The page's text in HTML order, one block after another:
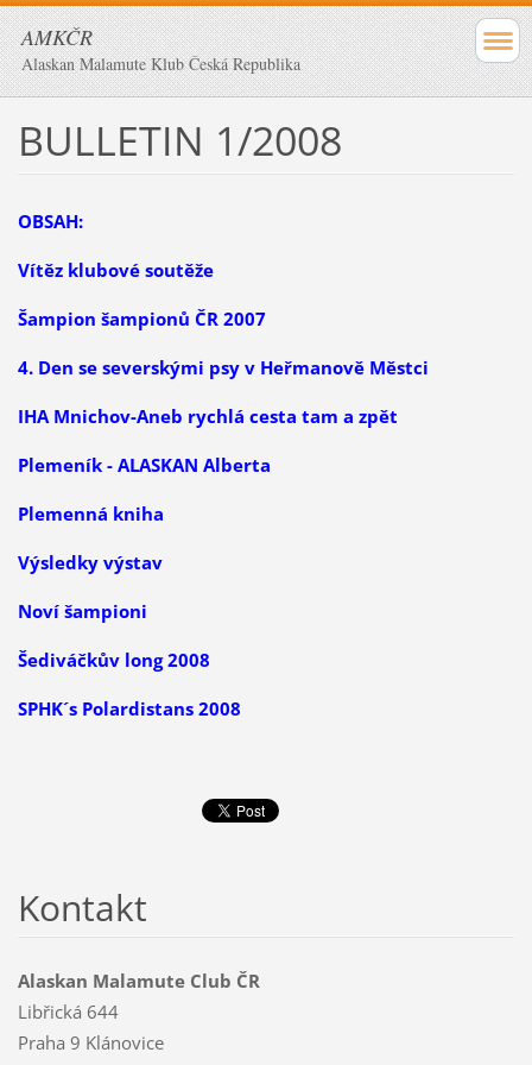
AMKČR
Alaskan Malamute Klub Česká Republika
BULLETIN 1/2008
OBSAH:
Vítěz klubové soutěže
Šampion šampionů ČR 2007
4. Den se severskými psy v Heřmanově Městci
IHA Mnichov-Aneb rychlá cesta tam a zpět
Plemeník - ALASKAN Alberta
Plemenná kniha
Výsledky výstav
Noví šampioni
Šediváčkův long 2008
SPHK´s Polardistans 2008
Kontakt
Alaskan Malamute Club ČR
Libřická 644
Praha 9 Klánovice